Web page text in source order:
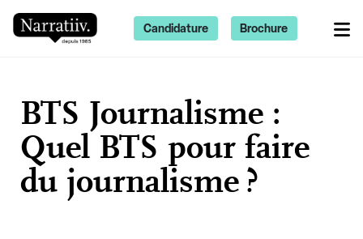
BTS Journalisme :
Quel BTS pour faire
du journalisme ?
Candidature Brochure